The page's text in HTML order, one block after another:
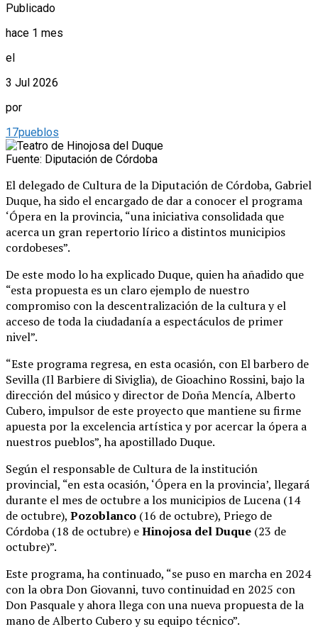
Publicado
hace 1 mes
el
3 Jul 2026
por
17pueblos
Fuente: Diputación de Córdoba
El delegado de Cultura de la Diputación de Córdoba, Gabriel
Duque, ha sido el encargado de dar a conocer el programa
‘Ópera en la provincia, “una iniciativa consolidada que
acerca un gran repertorio lírico a distintos municipios
cordobeses”.
De este modo lo ha explicado Duque, quien ha añadido que
“esta propuesta es un claro ejemplo de nuestro
compromiso con la descentralización de la cultura y el
acceso de toda la ciudadanía a espectáculos de primer
nivel”.
“Este programa regresa, en esta ocasión, con El barbero de
Sevilla (Il Barbiere di Siviglia), de Gioachino Rossini, bajo la
dirección del músico y director de Doña Mencía, Alberto
Cubero, impulsor de este proyecto que mantiene su firme
apuesta por la excelencia artística y por acercar la ópera a
nuestros pueblos”, ha apostillado Duque.
Según el responsable de Cultura de la institución
provincial, “en esta ocasión, ‘Ópera en la provincia’, llegará
durante el mes de octubre a los municipios de Lucena (14
de octubre), Pozoblanco (16 de octubre), Priego de
Córdoba (18 de octubre) eHinojosa del Duque (23 de
octubre)”.
Este programa, ha continuado, “se puso en marcha en 2024
con la obra Don Giovanni, tuvo continuidad en 2025 con
Don Pasquale y ahora llega con una nueva propuesta de la
mano de Alberto Cubero y su equipo técnico”.